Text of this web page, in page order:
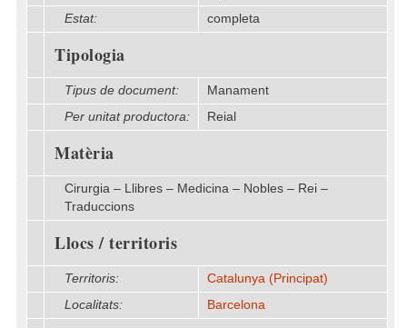
Estat:
completa
Tipologia
Tipus de document:
Manament
Per unitat productora:
Reial
Matèria
Cirurgia – Llibres – Medicina – Nobles – Rei –
Traduccions
Llocs / territoris
Territoris:
Catalunya (Principat)
Localitats:
Barcelona